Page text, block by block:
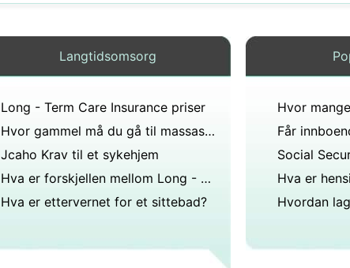
Langtidsomsorg
Long - Term Care Insurance priser
Hvor gammel må du gå til massasjeterapeut?
Jcaho Krav til et sykehjem
Hva er forskjellen mellom Long - Term Care &Long - Term Akutt Care
Hva er ettervernet for et sittebad?
Social
Hvordan